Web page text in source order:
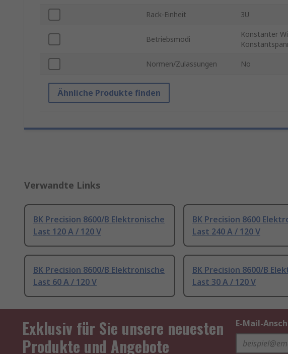
Rack-Einheit 3U
Betriebsmodi
Konstanter
Normen/Zulassungen No
Ähnliche Produkte finden
Verwandte Links
BK Precision 8600/B Elektronische
Last 120 A / 120 V
BK Precision 8600
Last 240 A / 120 V
BK Precision 8600/B Elektronische
Last 60 A / 120 V
BK Precision 8600/B
Last 30 A / 120 V
Exklusiv für Sie unsere neuesten
Produkte und Angebote
E-Mail-